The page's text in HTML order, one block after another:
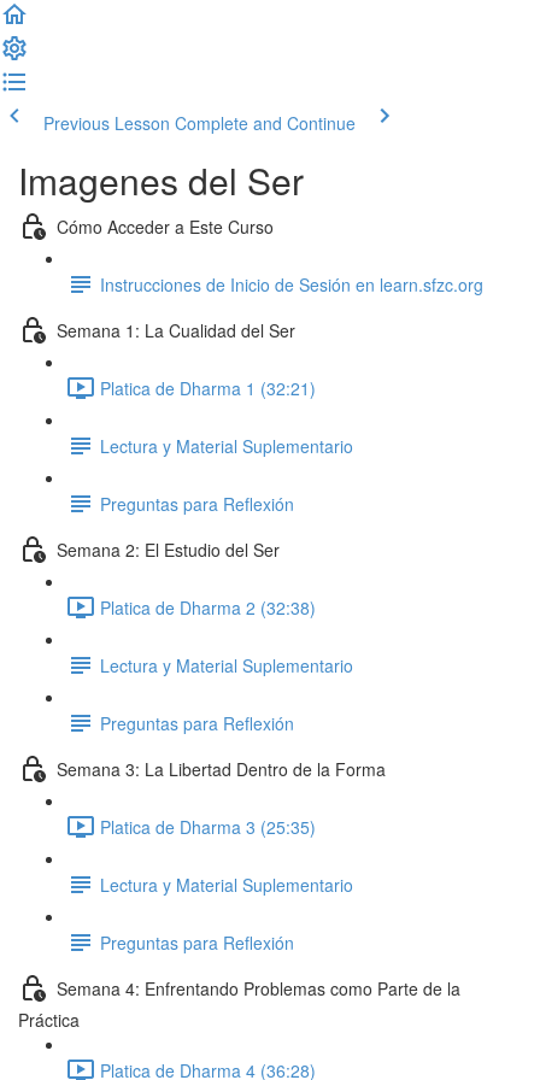
Previous Lesson Complete and Continue
Imagenes del Ser
Cómo Acceder a Este Curso
Instrucciones de Inicio de Sesión en learn.sfzc.org
Semana 1: La Cualidad del Ser
Platica de Dharma 1 (32:21)
Lectura y Material Suplementario
Preguntas para Reflexión
Semana 2: El Estudio del Ser
Platica de Dharma 2 (32:38)
Lectura y Material Suplementario
Preguntas para Reflexión
Semana 3: La Libertad Dentro de la Forma
Platica de Dharma 3 (25:35)
Lectura y Material Suplementario
Preguntas para Reflexión
Semana 4: Enfrentando Problemas como Parte de la
Práctica
Platica de Dharma 4 (36:28)